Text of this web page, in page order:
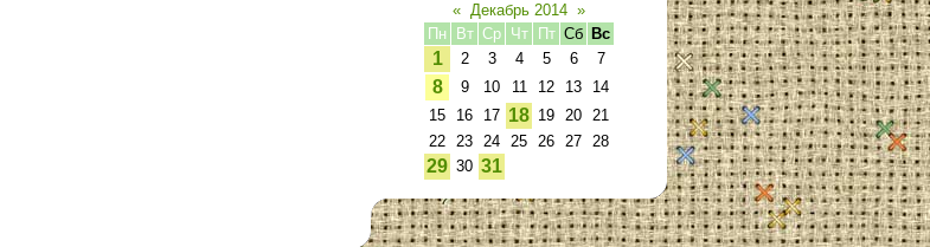
« Декабрь 2014 »
Пн
Вт Ср Чт Пт Сб Вс
1 2 3 4 5 6 7
8 9 10 11 12 13
14
15
16 17 18 19 20 21
22 23 24 25 26 27 28
29 30 31